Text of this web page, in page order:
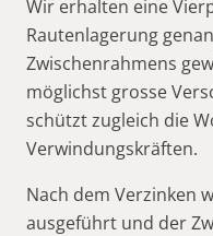
Wir erhalten eine
Rautenlagerung
Zwischenrahmens
möglichst grosse
schützt zugleich die
Verwindungskräften.
Nach dem Verzinken
ausgeführt und der